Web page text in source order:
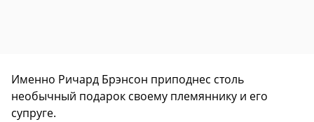
Именно Ричард Брэнсон приподнес столь
необычный подарок своему племяннику и его
супруге.